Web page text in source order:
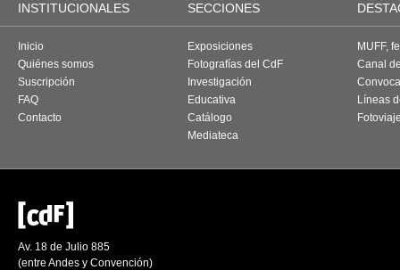
INSTITUCIONALES SECCIONES
Inicio
Quiénes somos
Suscripción
FAQ
Contacto
Exposiciones
Fotografías del CdF
Investigación
Educativa
Catálogo
Mediateca
MUFF,
Canal
Líneas
Av. 18 de Julio 885
(entre Andes y Convención)